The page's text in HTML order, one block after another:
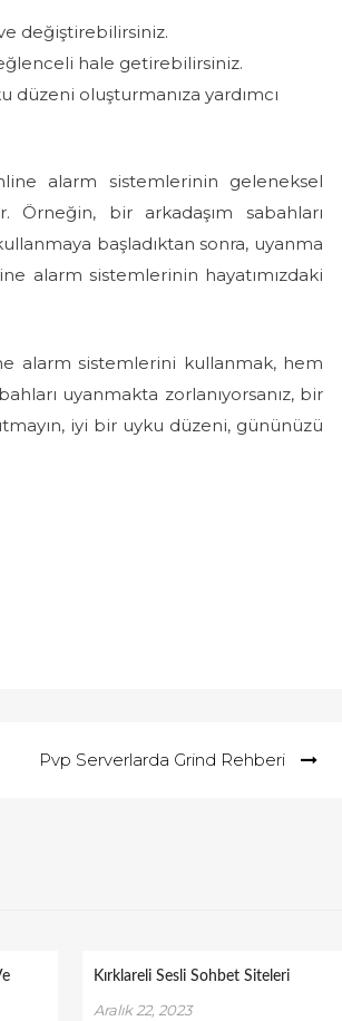
değiştirebilirsiniz.
hale getirebilirsiniz.
düzeni oluşturmanıza yardımcı
alarm sistemlerinin geleneksel
bir arkadaşım sabahları
başladıktan sonra, uyanma
alarm sistemlerinin hayatımızdaki
alarm sistemlerini kullanmak, hem
uyanmakta zorlanıyorsanız, bir
iyi bir uyku düzeni, gününüzü
Pvp Serverlarda Grind Rehberi
Kırklareli Sesli Sohbet Siteleri
Aralık 22, 2023